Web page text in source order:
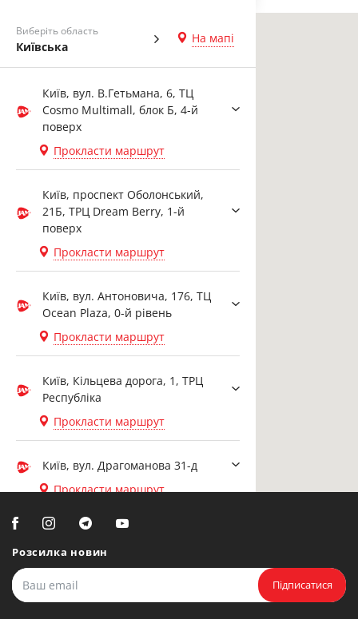
Виберіть область
Київська
На мапі
Київ, вул. В.Гетьмана, 6, ТЦ
Cosmo Multimall, блок Б, 4-й
поверх
Прокласти маршрут
Київ, проспект Оболонський,
21Б, ТРЦ Dream Berry, 1-й
поверх
Прокласти маршрут
Київ, вул. Антоновича, 176, ТЦ
Ocean Plaza, 0-й рівень
Прокласти маршрут
Київ, Кільцева дорога, 1, ТРЦ
Республіка
Прокласти маршрут
Київ, вул. Драгоманова 31-д
Прокласти маршрут
Біла Церква, вул. Ярослава
Мудрого, 20, офіс 108
Розсилка новин
Підписатися